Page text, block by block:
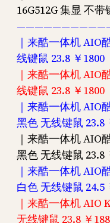
16G512G 集显 不带
｜来酷一体机 AIO
线键鼠 23.8 ￥1800
｜来酷一体机 AIO
线键鼠 23.8 ￥1800
｜来酷一体机 AIO
黑色 无线键鼠 23.8
｜来酷一体机 AIO
黑色 无线键鼠 23.8
｜来酷一体机 AIO
白色 无线键鼠 24.5
｜来酷一体机 AIO
无线键鼠 23.8 ￥